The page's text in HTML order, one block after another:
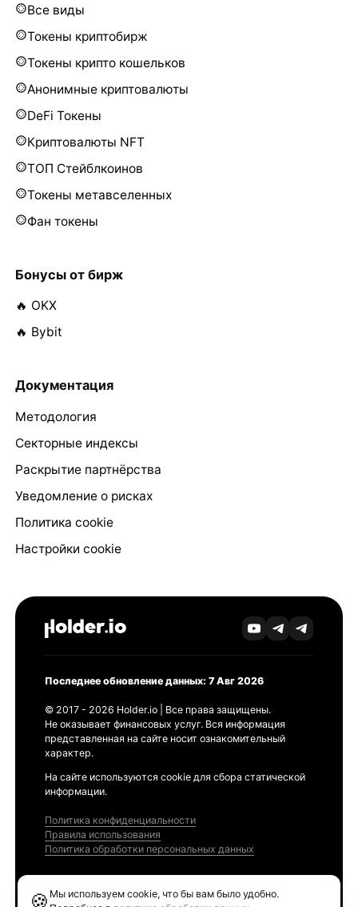
Все виды
Токены криптобирж
Токены крипто кошельков
Анонимные криптовалюты
DeFi Токены
Криптовалюты NFT
ТОП Стейблкоинов
Токены метавселенных
Фан токены
Бонусы от бирж
🔥 OKX
🔥 Bybit
Документация
Методология
Секторные индексы
Раскрытие партнёрства
Уведомление о рисках
Политика cookie
Настройки cookie
Последнее обновление данных: 7 Авг 2026
© 2017 - 2026 Holder.io | Все права защищены.
Не оказывает финансовых услуг. Вся информация
представленная на сайте носит ознакомительный
характер.
На сайте используются cookie для сбора статической
информации.
Политика конфиденциальности
Правила использования
Политика обработки персональных данных
🍪 Мы используем cookie, что бы вам было удобно.